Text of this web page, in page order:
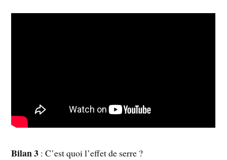
Bilan 3 : C’est quoi l’effet de serre ?